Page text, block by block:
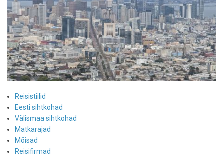
Reisistiilid
Eesti sihtkohad
Välismaa sihtkohad
Matkarajad
Mõisad
Reisifirmad